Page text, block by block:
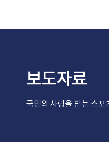
보도자료
국민의 사랑을 받는 스포